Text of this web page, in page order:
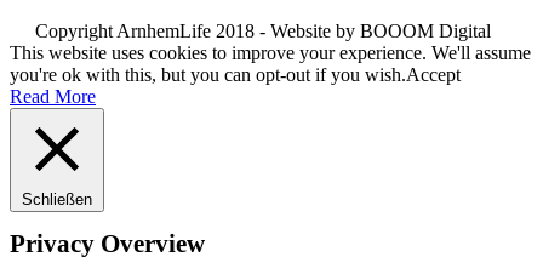
Copyright ArnhemLife 2018 - Website by BOOOM Digital
This website uses cookies to improve your experience. We'll assume
you're ok with this, but you can opt-out if you wish.Accept
Read More
Schließen
Privacy Overview